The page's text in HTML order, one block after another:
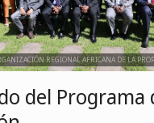
REGIONAL AFRICANA DE LA
del Programa